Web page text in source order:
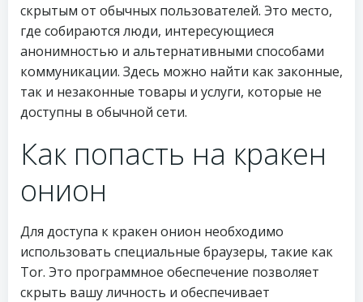
скрытым от обычных пользователей. Это место,
где собираются люди, интересующиеся
анонимностью и альтернативными способами
коммуникации. Здесь можно найти как законные,
так и незаконные товары и услуги, которые не
доступны в обычной сети.
Как попасть на кракен
онион
Для доступа к кракен онион необходимо
использовать специальные браузеры, такие как
Tor. Это программное обеспечение позволяет
скрыть вашу личность и обеспечивает